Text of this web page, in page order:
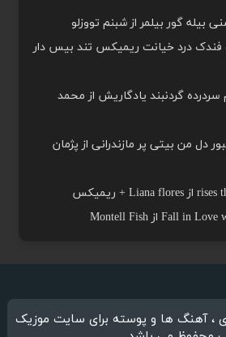
بیله گور بیلمر از شبنم تووزلو
فندک درد خیانت ریمیکس تند بیس دار
سردرده گردنبند یادگاریش از محمد
دل من بیتی پر مازندرانی از پژمان
، آهنگ ها و پوسته برای سایت موزیک